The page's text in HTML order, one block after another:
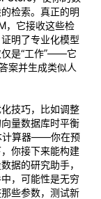
检索。真正的明
，它接收这些检
明了专业化模型
仅是“工作”——它
案并生成类似人
技巧，比如调整
量数据库时平衡
算器——你在预
你接下来能构建
据的研究助手，
，可能性是无穷
些参数，测试新